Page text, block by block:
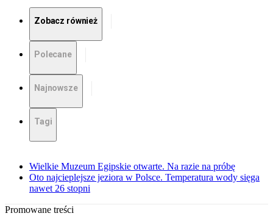
Zobacz również
Polecane
Najnowsze
Tagi
Wielkie Muzeum Egipskie otwarte. Na razie na próbę
Oto najcieplejsze jeziora w Polsce. Temperatura wody sięga
nawet 26 stopni
Promowane treści